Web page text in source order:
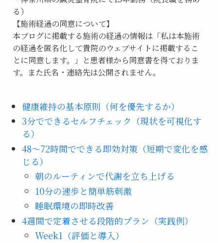
る）
【施術経過の同意について】
本ブログに掲載する施術の経過の情報は「私は本施術
の経過を匿名化して貴院のウェブサイトに掲載するこ
とに同意します。」と患者様から同意書を得ておりま
す。また氏名・連絡先は公開されません。
健康維持の基本原則（何を優先するか）
3分でできるセルフチェック（現状を可視化す
る）
48〜72時間でできる即効対策（短期で変化を感
じる）
朝のルーティンで代謝を立ち上げる
10分の速歩と簡単筋刺激
睡眠環境の即時改善
4週間で定着させる段階的プラン（実践例）
Week1（評価と導入）